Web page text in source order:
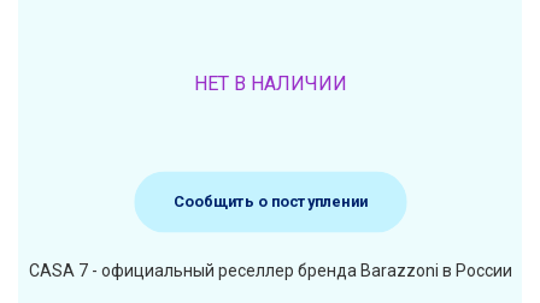
НЕТ В НАЛИЧИИ
Сообщить о поступлении
CASA 7 - официальный реселлер бренда Barazzoni в России